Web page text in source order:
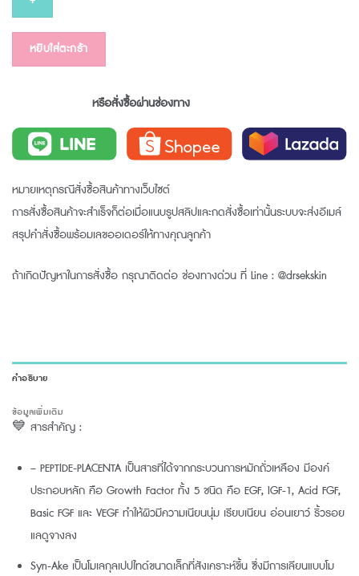
PEPTIDE
CREAM
30
หยิบใส่ตะกร้า
หรือสั่งซื้อผ่านช่องทาง
หมายเหตุกรณีสั่งซื้อสินค้าทางเว็บไซต์
การสั่งซื้อสินค้าจะสำเร็จก็ต่อเมื่อแนบรูปสลิปและกดสั่งซื้อเท่านั้นระบบจะส่งอีเมล์
สรุปคำสั่งซื้อพร้อมเลขออเดอร์ให้ทางคุณลูกค้า
ถ้าเกิดปัญหาในการสั่งซื้อ กรุณาติดต่อ ช่องทางด่วน ที่ Line : @drsekskin
คำอธิบาย
ข้อมูลเพิ่มเติม
💙 สารสำคัญ :
– PEPTIDE-PLACENTA เป็นสารที่ได้จากกระบวนการหมักถั่วเหลือง มีองค์
ประกอบหลัก คือ Growth Factor ทั้ง 5 ชนิด คือ EGF, IGF-1, Acid FGF,
Basic FGF และ VEGF ทำให้ผิวมีความเนียนนุ่ม เรียบเนียน อ่อนเยาว์ ริ้วรอย
แลดูจางลง
Syn-Ake เป็นโมเลกุลเปปไทด์ขนาดเล็กที่สังเคราะห์ขึ้น ซึ่งมีการเลียนแบบโม